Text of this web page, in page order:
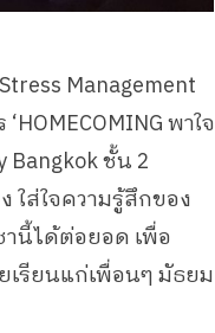
Management
พาใจ
ชั้น 2
ใส่ใจความรู้สึกของ
นี้ได้ต่อยอด เพื่อ
เรียนแก่เพื่อนๆ มัธยม